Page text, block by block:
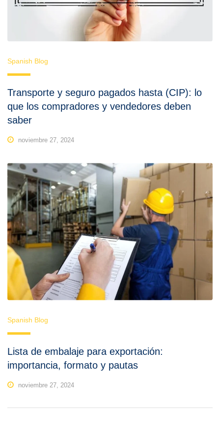
Spanish Blog
Transporte y seguro pagados hasta (CIP): lo
que los compradores y vendedores deben
saber
noviembre 27, 2024
Spanish Blog
Lista de embalaje para exportación:
importancia, formato y pautas
noviembre 27, 2024